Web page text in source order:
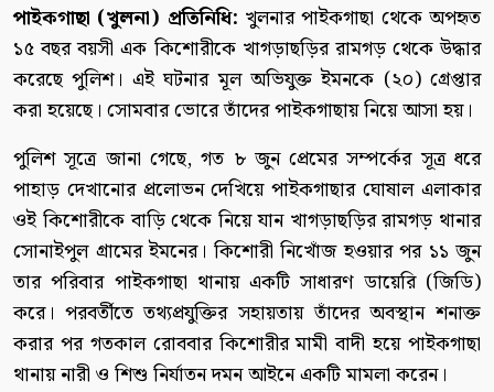
পাইকগাছা (খুলনা) প্রতিনিধি: খুলনার পাইকগাছা থেকে অপহৃত
১৫ বছর বয়সী এক কিশোরীকে খাগড়াছড়ির রামগড় থেকে উদ্ধার
করেছে পুলিশ। এই ঘটনার মূল অভিযুক্ত ইমনকে (২০) গ্রেপ্তার
করা হয়েছে। সোমবার ভোরে তাঁদের পাইকগাছায় নিয়ে আসা হয়।
পুলিশ সূত্রে জানা গেছে, গত ৮ জুন প্রেমের সম্পর্কের সূত্র ধরে
পাহাড় দেখানোর প্রলোভন দেখিয়ে পাইকগাছার ঘোষাল এলাকার
ওই কিশোরীকে বাড়ি থেকে নিয়ে যান খাগড়াছড়ির রামগড় থানার
সোনাইপুল গ্রামের ইমনের। কিশোরী নিখোঁজ হওয়ার পর ১১ জুন
তার পরিবার পাইকগাছা থানায় একটি সাধারণ ডায়েরি (জিডি)
করে। পরবর্তীতে তথ্যপ্রযুক্তির সহায়তায় তাঁদের অবস্থান শনাক্ত
করার পর গতকাল রোববার কিশোরীর মামী বাদী হয়ে পাইকগাছা
থানায় নারী ও শিশু নির্যাতন দমন আইনে একটি মামলা করেন।